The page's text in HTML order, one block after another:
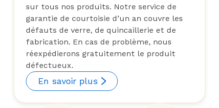
sur tous nos produits. Notre service de
garantie de courtoisie d’un an couvre les
défauts de verre, de quincaillerie et de
fabrication. En cas de problème, nous
réexpédierons gratuitement le produit
défectueux.
En savoir plus